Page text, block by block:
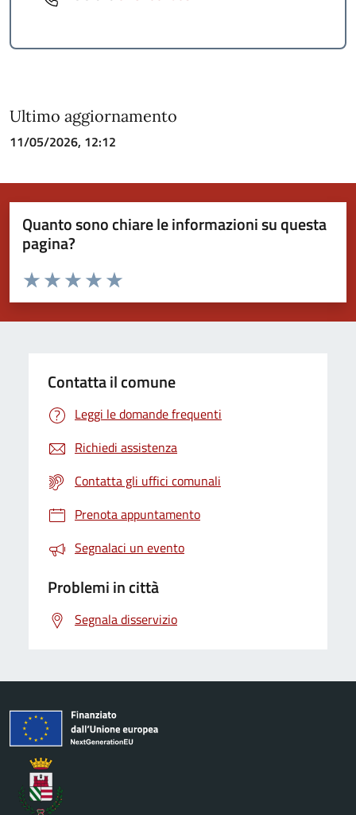
Ultimo aggiornamento
11/05/2026, 12:12
Quanto sono chiare le informazioni su questa
pagina?
Valuta da 1 a 5 stelle la pagina
Valuta 5 stelle su 5
Valuta 4 stelle su 5
Valuta 3 stelle su 5
Valuta 2 stelle su 5
Valuta 1 stelle su 5
Contatta il comune
Leggi le domande frequenti
Richiedi assistenza
Contatta gli uffici comunali
Prenota appuntamento
Segnalaci un evento
Problemi in città
Segnala disservizio